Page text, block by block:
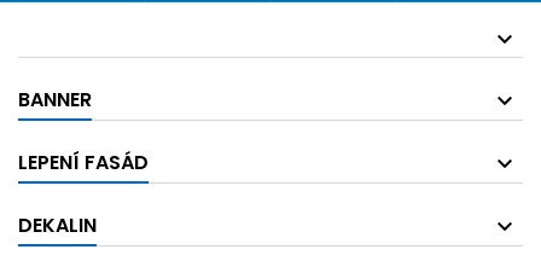
BANNER
LEPENÍ FASÁD
DEKALIN